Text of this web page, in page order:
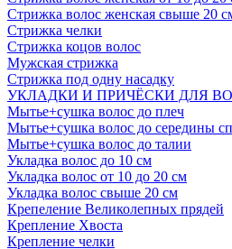
Стрижка волос женская свыше 20
Стрижка челки
Стрижка коцов волос
Мужская стрижка
Стрижка под одну насадку
УКЛАДКИ И ПРИЧЁСКИ ДЛЯ
Мытье+сушка волос до плеч
Мытье+сушка волос до середины
Мытье+сушка волос до талии
Укладка волос до 10 см
Укладка волос от 10 до 20 см
Укладка волос свыше 20 см
Крепеление Великолепных прядей
Крепление Хвоста
Крепление челки